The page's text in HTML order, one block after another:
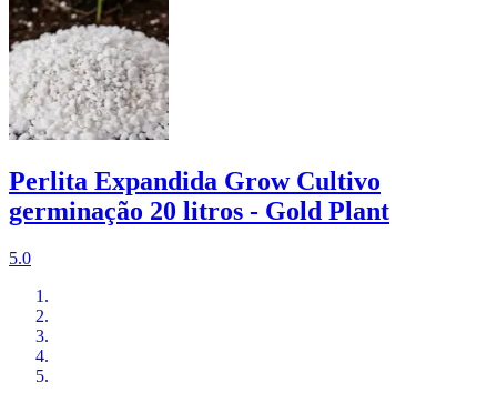
Perlita Expandida Grow Cultivo
germinação 20 litros - Gold Plant
5.0